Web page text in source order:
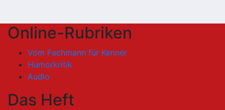
Online-Rubriken
Vom Fachmann für Kenner
Humorkritik
Audio
Das Heft